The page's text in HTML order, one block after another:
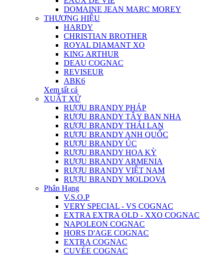
DOMAINE JEAN MARC MOREY
THƯƠNG HIỆU
HARDY
CHRISTIAN BROTHER
ROYAL DIAMANT XO
KING ARTHUR
DEAU COGNAC
REVISEUR
ABK6
Xem tất cả
XUẤT XỨ
RƯỢU BRANDY PHÁP
RƯỢU BRANDY TÂY BAN NHA
RƯỢU BRANDY THÁI LAN
RƯỢU BRANDY ANH QUỐC
RƯỢU BRANDY ÚC
RƯỢU BRANDY HOA KỲ
RƯỢU BRANDY ARMENIA
RƯỢU BRANDY VIỆT NAM
RƯỢU BRANDY MOLDOVA
Phân Hạng
V.S.O.P
VERY SPECIAL - VS COGNAC
EXTRA EXTRA OLD - XXO COGNAC
NAPOLEON COGNAC
HORS D'AGE COGNAC
EXTRA COGNAC
CUVÉE COGNAC